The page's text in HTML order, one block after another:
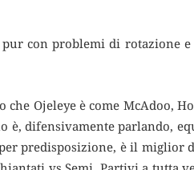
pur con problemi di rotazione
che Ojeleye è come McAdoo,
è, difensivamente parlando,
predisposizione, è il